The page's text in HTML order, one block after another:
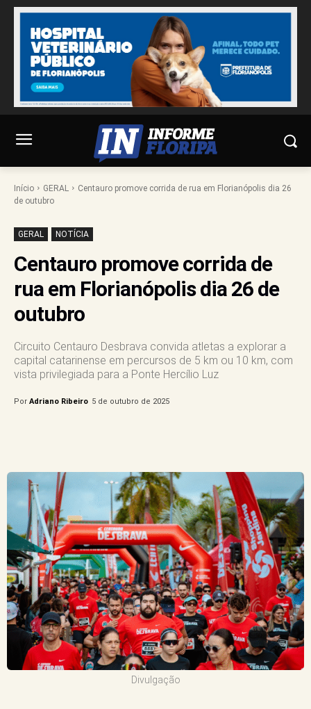
Início GERAL
Centauro promove corrida de rua em Florianópolis dia 26
de outubro
GERAL NOTÍCIA
Centauro promove corrida de
rua em Florianópolis dia 26 de
outubro
Circuito Centauro Desbrava convida atletas a explorar a
capital catarinense em percursos de 5 km ou 10 km, com
vista privilegiada para a Ponte Hercílio Luz
Por Adriano Ribeiro 5 de outubro de 2025
Divulgação